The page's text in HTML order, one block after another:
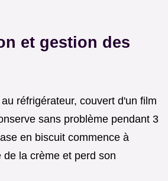
et gestion des
réfrigérateur, couvert d'un film
sans problème pendant 3
en biscuit commence à
la crème et perd son